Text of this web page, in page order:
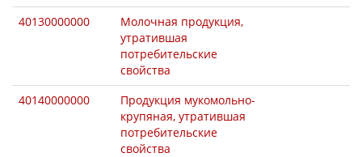
40130000000
Молочная продукция,
утратившая
потребительские
свойства
40140000000
Продукция мукомольно-
крупяная, утратившая
потребительские
свойства